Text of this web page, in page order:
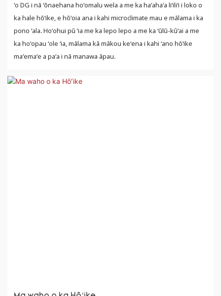
ʻo DG i nā ʻōnaehana hoʻomalu wela a me ka haʻahaʻa liʻiliʻi i loko o
ka hale hōʻike, e hōʻoia ana i kahi microclimate mau e mālama i ka
pono ʻala. Hoʻohui pū ʻia me ka lepo lepo a me ka ʻūlū-kūʻai a me
ka hoʻopau ʻole ʻia, mālama kā mākou keʻena i kahi ʻano hōʻike
maʻemaʻe a paʻa i nā manawa āpau.